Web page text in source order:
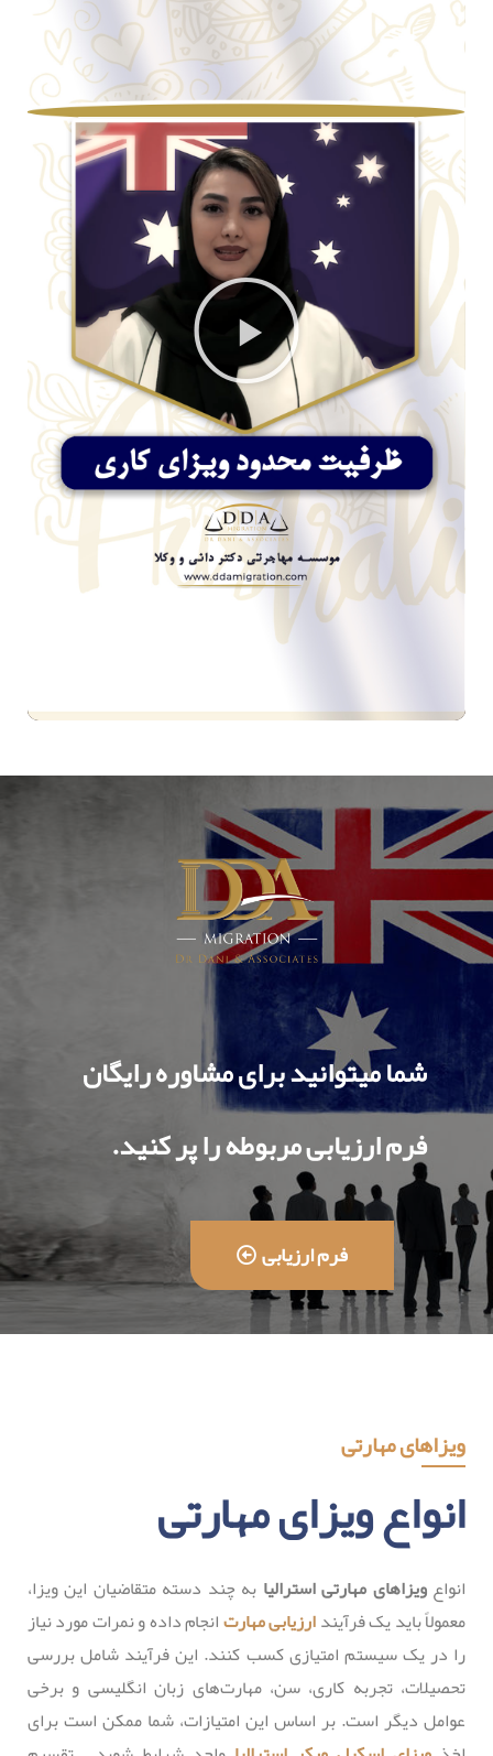
شما میتوانید برای مشاوره رایگان
فرم ارزیابی مربوطه را پر کنید.
فرم ارزیابی
ویزاهای مهارتی
انواع ویزای مهارتی
انواعویزاهای مهارتی استرالیا به چند دسته متقاضیان این ویزا،
معمولاً باید یک فرآیندارزیابی مهارتانجام داده و نمرات مورد نیاز
را در یک سیستم امتیازی کسب کنند. این فرآیند شامل بررسی
تحصیلات، تجربه کاری، سن، مهارت‌های زبان انگلیسی و برخی
عوامل دیگر است. بر اساس این امتیازات، شما ممکن است برای